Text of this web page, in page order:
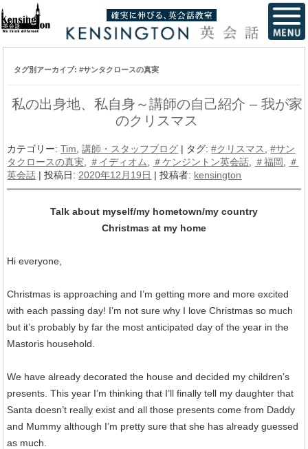
タグ別アーカイブ:#サンタクロースの真実
私の出身地、私自身～講師の自己紹介 – 我が家
のクリスマス
カテゴリー:Tim ,講師・スタッフブログ | タグ:#クリスマス ,#サン
タクロースの真実
＃イディオム ＃ケンジントン英会話 ＃福岡
＃
英会話 | 投稿日: 2020年12月19日 |投稿者: kensington
Talk about myself/my hometown/my country
Christmas at my home
Hi everyone,
Christmas is approaching and I’m getting more and more excited
with each passing day! I’m not sure why I love Christmas so much
but it’s probably by far the most anticipated day of the year in the
Mastoris household.
We have already decorated the house and decided my children’s
presents. This year I’m thinking that I’ll finally tell my daughter that
Santa doesn’t really exist and all those presents come from Daddy
and Mummy although I’m pretty sure that she has already guessed
as much.